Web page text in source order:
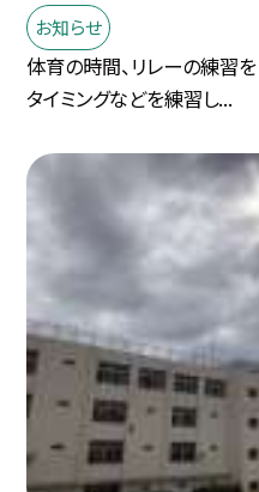
お知らせ
体育の時間、リレーの練習を
タイミングなどを練習し...